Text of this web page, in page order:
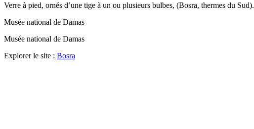
Verre à pied, ornés d’une tige à un ou plusieurs bulbes, (Bosra, thermes du Sud).
Musée national de Damas
Musée national de Damas
Explorer le site : Bosra